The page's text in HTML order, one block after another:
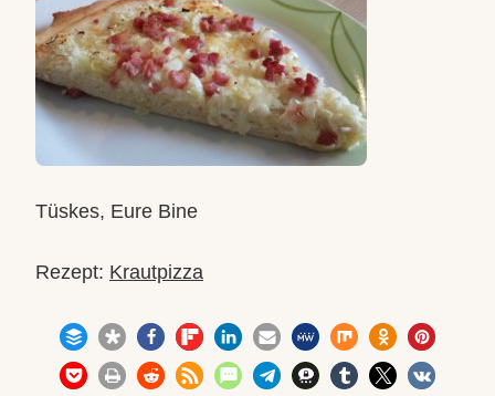
Tüskes, Eure Bine
Rezept: Krautpizza